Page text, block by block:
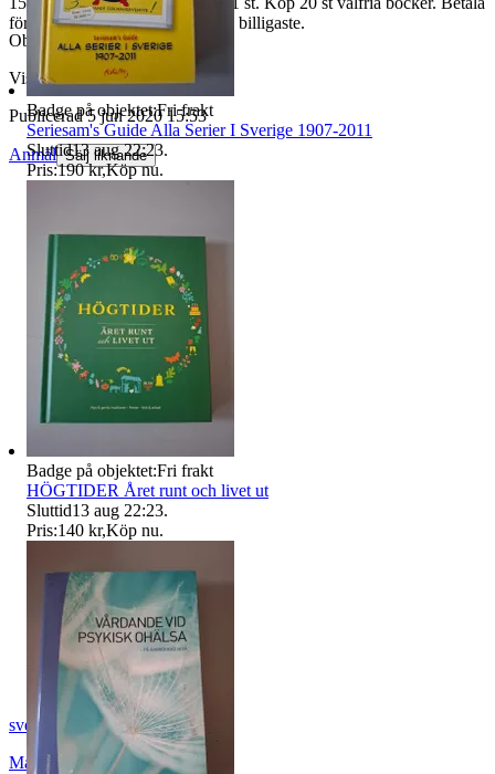
för 14 st. O.s.v. Jag bjuder på de billigaste.
Objektnr 402 540 128
Visningar 998
Publicerad 5 jun 2020 15:53
Anmäl Sälj liknande
svened
Malmö
Sverige
Badge på objektet:Fri frakt
Seriesam's Guide Alla Serier I Sverige 1907-2011
Sluttid13 aug 22:23.
Pris:190 kr,Köp nu.
Badge på objektet:Fri frakt
HÖGTIDER Året runt och livet ut
Sluttid13 aug 22:23.
Pris:140 kr,Köp nu.